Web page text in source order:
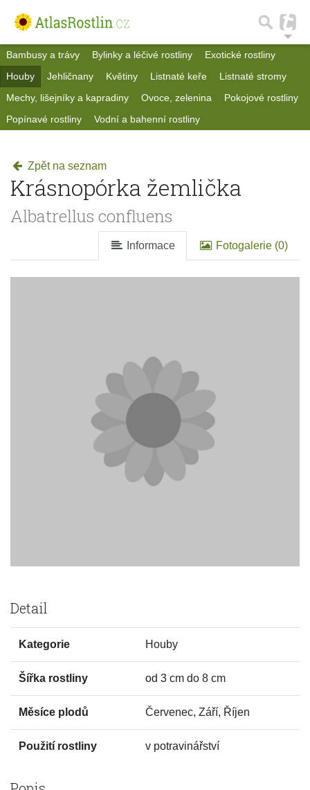
Bambusy a trávy Bylinky a léčivé rostliny
Exotické rostliny
Houby
Jehličnany Květiny Listnaté keře
Listnaté stromy
Mechy, lišejníky a kapradiny
Ovoce, zelenina
Pokojové rostliny
Popínavé rostliny
Vodní a bahenní rostliny
Zpět na seznam
Krásnopórka žemlička
Albatrellus confluens
Informace Fotogalerie (0)
Detail
Kategorie Houby
Šířka rostliny od 3 cm do 8 cm
Měsíce plodů Červenec, Září, Říjen
Použití rostliny v potravinářství